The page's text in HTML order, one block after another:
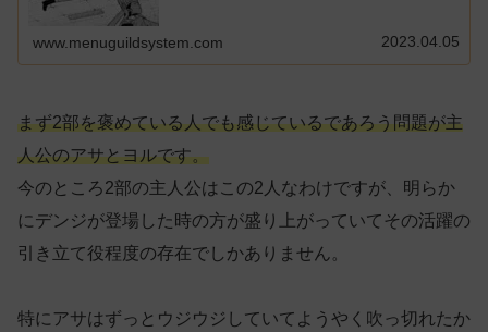
www.menuguildsystem.com 2023.04.05
まず2部を褒めている人でも感じているであろう問題が主
人公のアサとヨルです。
今のところ2部の主人公はこの2人なわけですが、明らか
にデンジが登場した時の方が盛り上がっていてその活躍の
引き立て役程度の存在でしかありません。
特にアサはずっとウジウジしていてようやく吹っ切れたか